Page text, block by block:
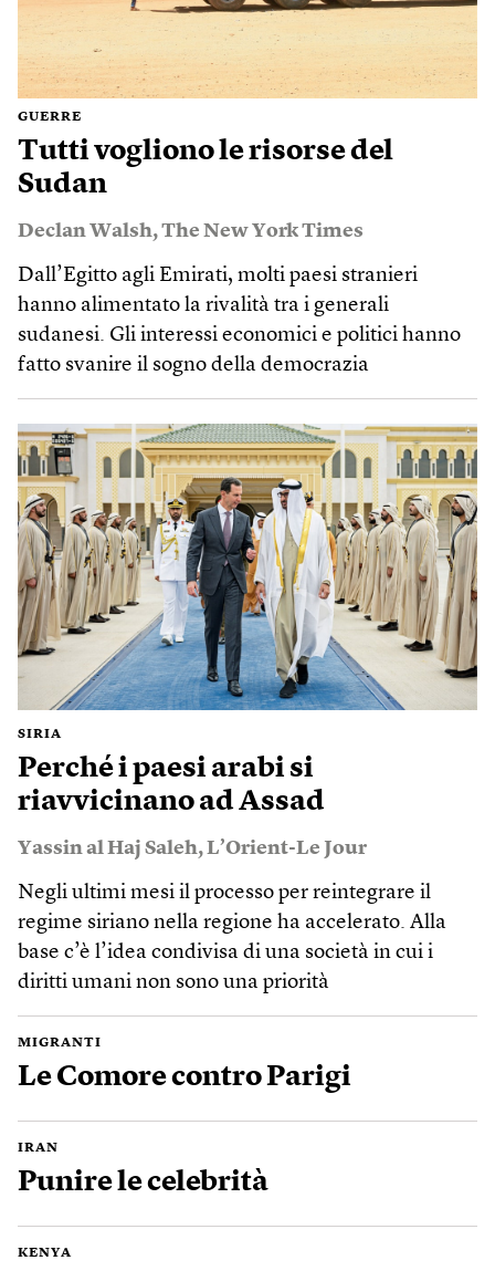
GUERRE
Tutti vogliono le risorse del
Sudan
Declan Walsh,The New York Times
Dall’Egitto agli Emirati, molti paesi stranieri
hanno alimentato la rivalità tra i generali
sudanesi. Gli interessi economici e politici hanno
fatto svanire il sogno della democrazia
SIRIA
Perché i paesi arabi si
riavvicinano ad Assad
Yassin al Haj Saleh,L’Orient-Le Jour
Negli ultimi mesi il processo per reintegrare il
regime siriano nella regione ha accelerato. Alla
base c’è l’idea condivisa di una società in cui i
diritti umani non sono una priorità
MIGRANTI
Le Comore contro Parigi
IRAN
Punire le celebrità
KENYA